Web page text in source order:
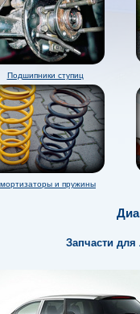
Подшипники ступиц
и пружины
Запчасти